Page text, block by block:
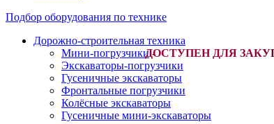
Подбор оборудования по технике
Дорожно-строительная техника
Мини-погрузчики-
Экскаваторы-погрузчики
Гусеничные экскаваторы
Фронтальные погрузчики
Колёсные экскаваторы
Гусеничные мини-экскаваторы